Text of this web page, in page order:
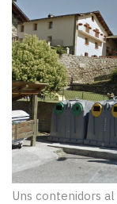
temps
Reportatges
Entrevistes
Enquestes
A
escena!
Dis
la
teva!
Subscriptors
La
Uns contenidors